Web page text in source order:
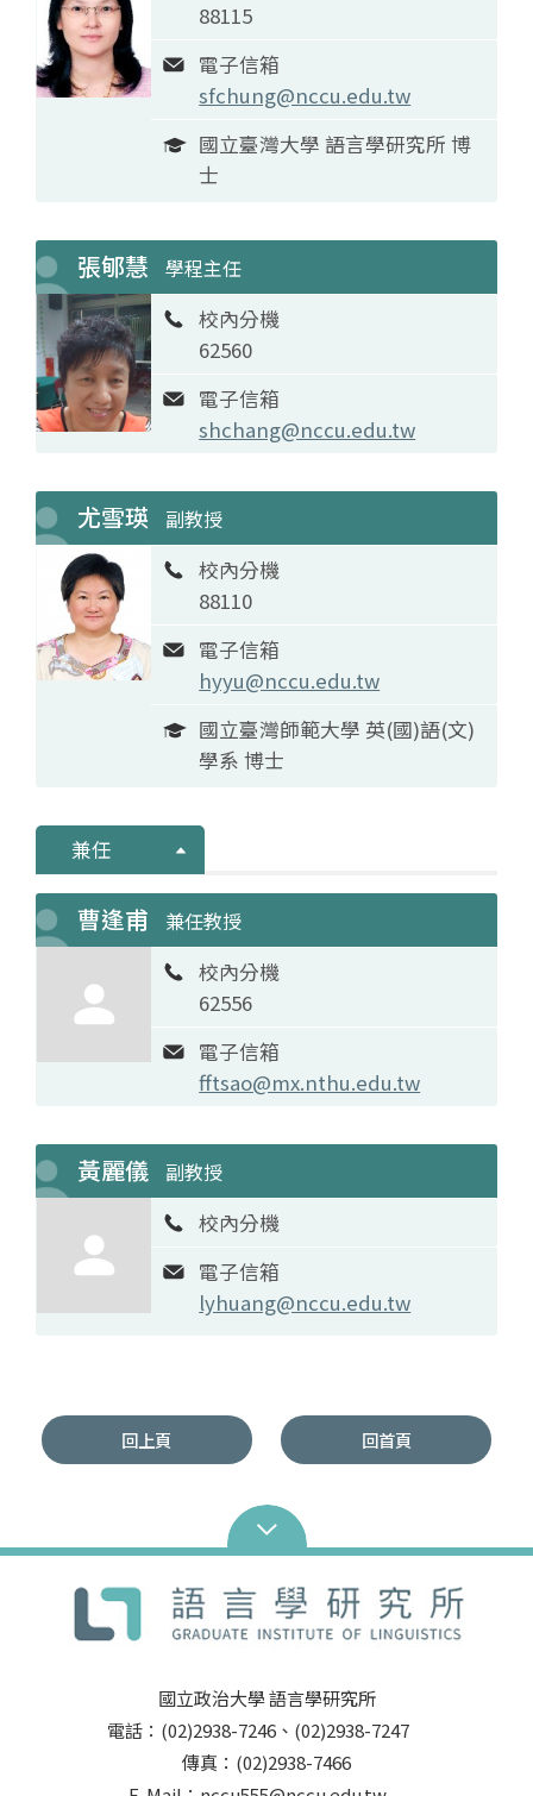
88115
電子信箱
sfchung@nccu.edu.tw
國立臺灣大學 語言學研究所 博
士
張郇慧 學程主任
校內分機
62560
電子信箱
shchang@nccu.edu.tw
尤雪瑛 副教授
校內分機
88110
電子信箱
hyyu@nccu.edu.tw
國立臺灣師範大學 英(國)語(文)
學系 博士
兼任
曹逢甫 兼任教授
校內分機
62556
電子信箱
fftsao@mx.nthu.edu.tw
黃麗儀 副教授
校內分機
電子信箱
lyhuang@nccu.edu.tw
回上頁 回首頁
國立政治大學 語言學研究所
電話：(02)2938-7246、(02)2938-7247
傳真：(02)2938-7466